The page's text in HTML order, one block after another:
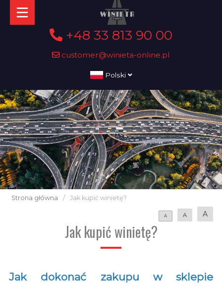
+48 33 813 90 00
customer@winieta-online.pl
Polski
Strona główna / Jak kupić winietę?
A A A
Jak kupić winietę?
Jak dokonać zakupu w sklepie